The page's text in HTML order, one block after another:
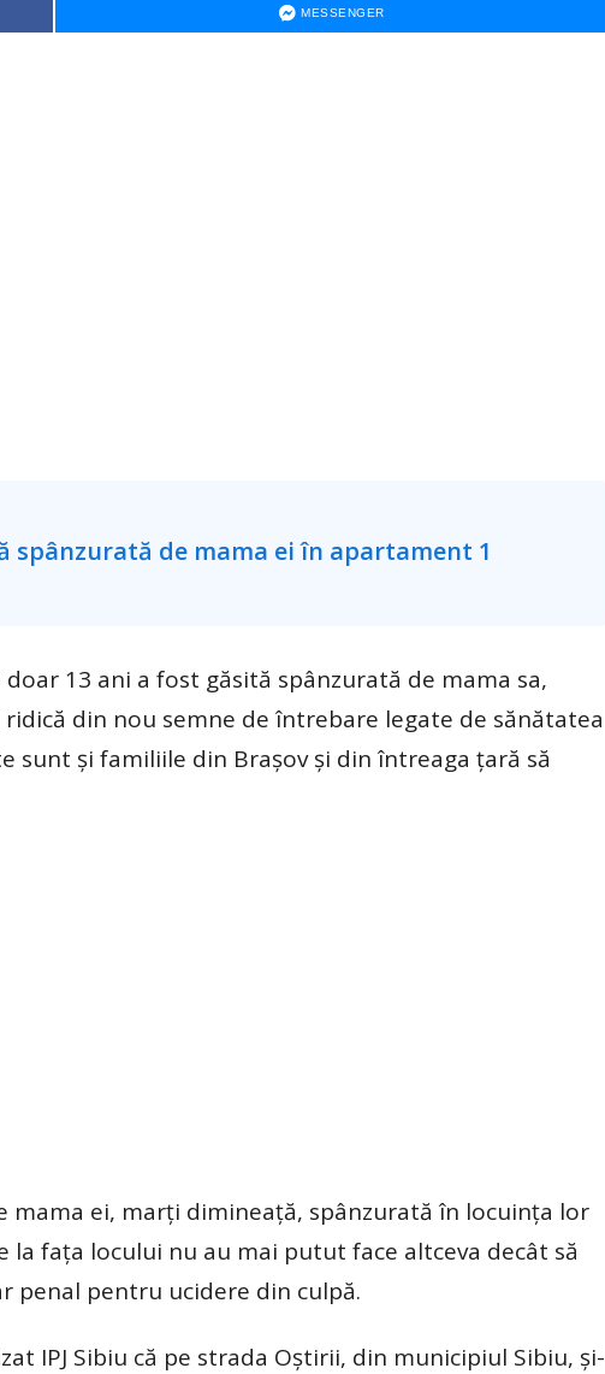
MESSENGER
13 ani a fost găsită spânzurată de mama sa,
din nou semne de întrebare legate de sănătatea
sunt și familiile din Brașov și din întreaga țară să
mama ei, marţi dimineaţă, spânzurată în locuinţa lor
la faţa locului nu au mai putut face altceva decât să
penal pentru ucidere din culpă.
IPJ Sibiu că pe strada Oştirii, din municipiul Sibiu, şi-